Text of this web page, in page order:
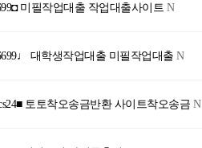
미필작업대출 작업대출사이트 N
대학생작업대출 미필작업대출 N
토토착오송금반환 사이트착오송금 N